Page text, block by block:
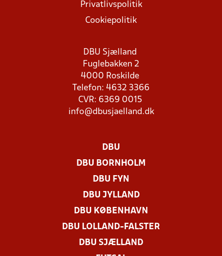
Privatlivspolitik
Cookiepolitik
DBU Sjælland
Fuglebakken 2
4000 Roskilde
Telefon: 4632 3366
CVR: 6369 0015
info@dbusjaelland.dk
DBU
DBU BORNHOLM
DBU FYN
DBU JYLLAND
DBU KØBENHAVN
DBU LOLLAND-FALSTER
DBU SJÆLLAND